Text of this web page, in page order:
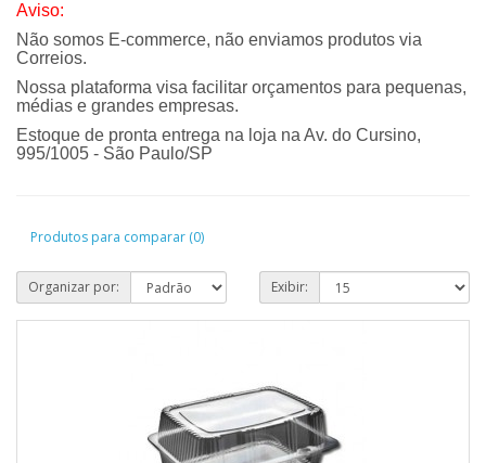
Aviso:
Não somos E-commerce, não enviamos produtos via
Correios.
Nossa plataforma visa facilitar orçamentos para pequenas,
médias e grandes empresas.
Estoque de pronta entrega na loja na Av. do Cursino,
995/1005 - São Paulo/SP
Produtos para comparar (0)
Organizar por: Exibir: